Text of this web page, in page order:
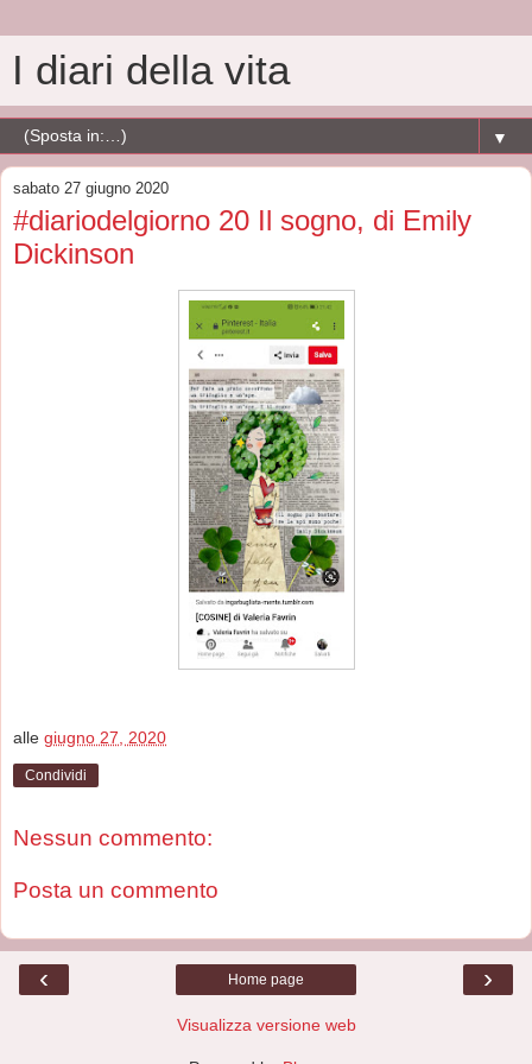
I diari della vita
▼
sabato 27 giugno 2020
#diariodelgiorno 20 Il sogno, di Emily
Dickinson
alle giugno 27, 2020
Condividi
Nessun commento:
Posta un commento
‹ ›
Home page
Visualizza versione web